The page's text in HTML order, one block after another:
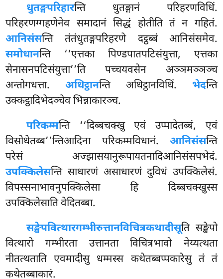
धुतङ्गपरिहारन्ति धुतङ्गानं परिहरणविधिं.
परिहरणग्गहणेनेव समादानं सिद्धं होतीति तं न गहितं.
आनिसंसन्ति तंतंधुतङ्गपरिहरणे दट्ठब्बं आनिसंसमेव.
समोधानन्ति ‘‘एत्तका पिण्डपातपटिसंयुत्ता, एत्तका
सेनासनपटिसंयुत्ता’’ति पच्चयवसेन अञ्ञमञ्ञञ्च
अन्तोगधत्ता.अधिट्ठानन्ति अधिट्ठानविधिं. भेदन्ति
उक्कट्ठादिभेदञ्चेव भिन्नाकारञ्च.
परिकम्मन्ति ‘‘दिब्बचक्खु एवं उप्पादेतब्बं, एवं
विसोधेतब्ब’’न्तिआदिना परिकम्मविधानं. आनिसंसन्ति
परेसं अज्झासयानुरूपायतनादिआनिसंसपभेदं.
उपक्किलेसन्ति साधारणं असाधारणं दुविधं उपक्किलेसं.
विपस्सनाभावनुपक्किलेसा हि दिब्बचक्खुस्स
उपक्किलेसाति वेदितब्बा.
सङ्खेपवित्थारगम्भीरुत्तानविचित्रकथादीसूति सङ्खेपो
वित्थारो गम्भीरता उत्तानता विचित्रभावो नेय्यत्थता
नीतत्थताति एवमादीसु धम्मस्स कथेतब्बप्पकारेसु तं तं
कथेतब्बाकारं.